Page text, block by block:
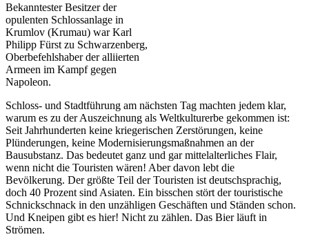
Bekanntester Besitzer der
opulenten Schlossanlage in
Krumlov (Krumau) war Karl
Philipp Fürst zu Schwarzenberg,
Oberbefehlshaber der alliierten
Armeen im Kampf gegen
Napoleon.
Schloss- und Stadtführung am nächsten Tag machten jedem klar,
warum es zu der Auszeichnung als Weltkulturerbe gekommen ist:
Seit Jahrhunderten keine kriegerischen Zerstörungen, keine
Plünderungen, keine Modernisierungsmaßnahmen an der
Bausubstanz. Das bedeutet ganz und gar mittelalterliches Flair,
wenn nicht die Touristen wären! Aber davon lebt die
Bevölkerung. Der größte Teil der Touristen ist deutschsprachig,
doch 40 Prozent sind Asiaten. Ein bisschen stört der touristische
Schnickschnack in den unzähligen Geschäften und Ständen schon.
Und Kneipen gibt es hier! Nicht zu zählen. Das Bier läuft in
Strömen.